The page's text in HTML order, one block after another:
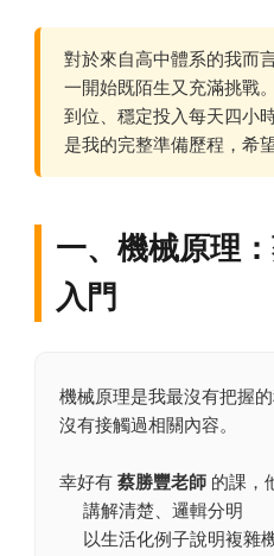
對於來自高中體系的我而
一開始既陌生又充滿挑戰
到位、穩定投入每天四小
是我的完整準備歷程，希
一、機械原理
入門
機械原理是我最沒有把握
沒有接觸過相關內容。
幸好有 蔡勝豐老師的課，
講解清楚、邏輯分明
以生活化例子說明複雜